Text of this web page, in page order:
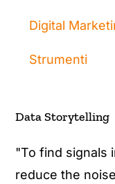
Digital
Strumenti
Data Storytelling
"To find signals
reduce the